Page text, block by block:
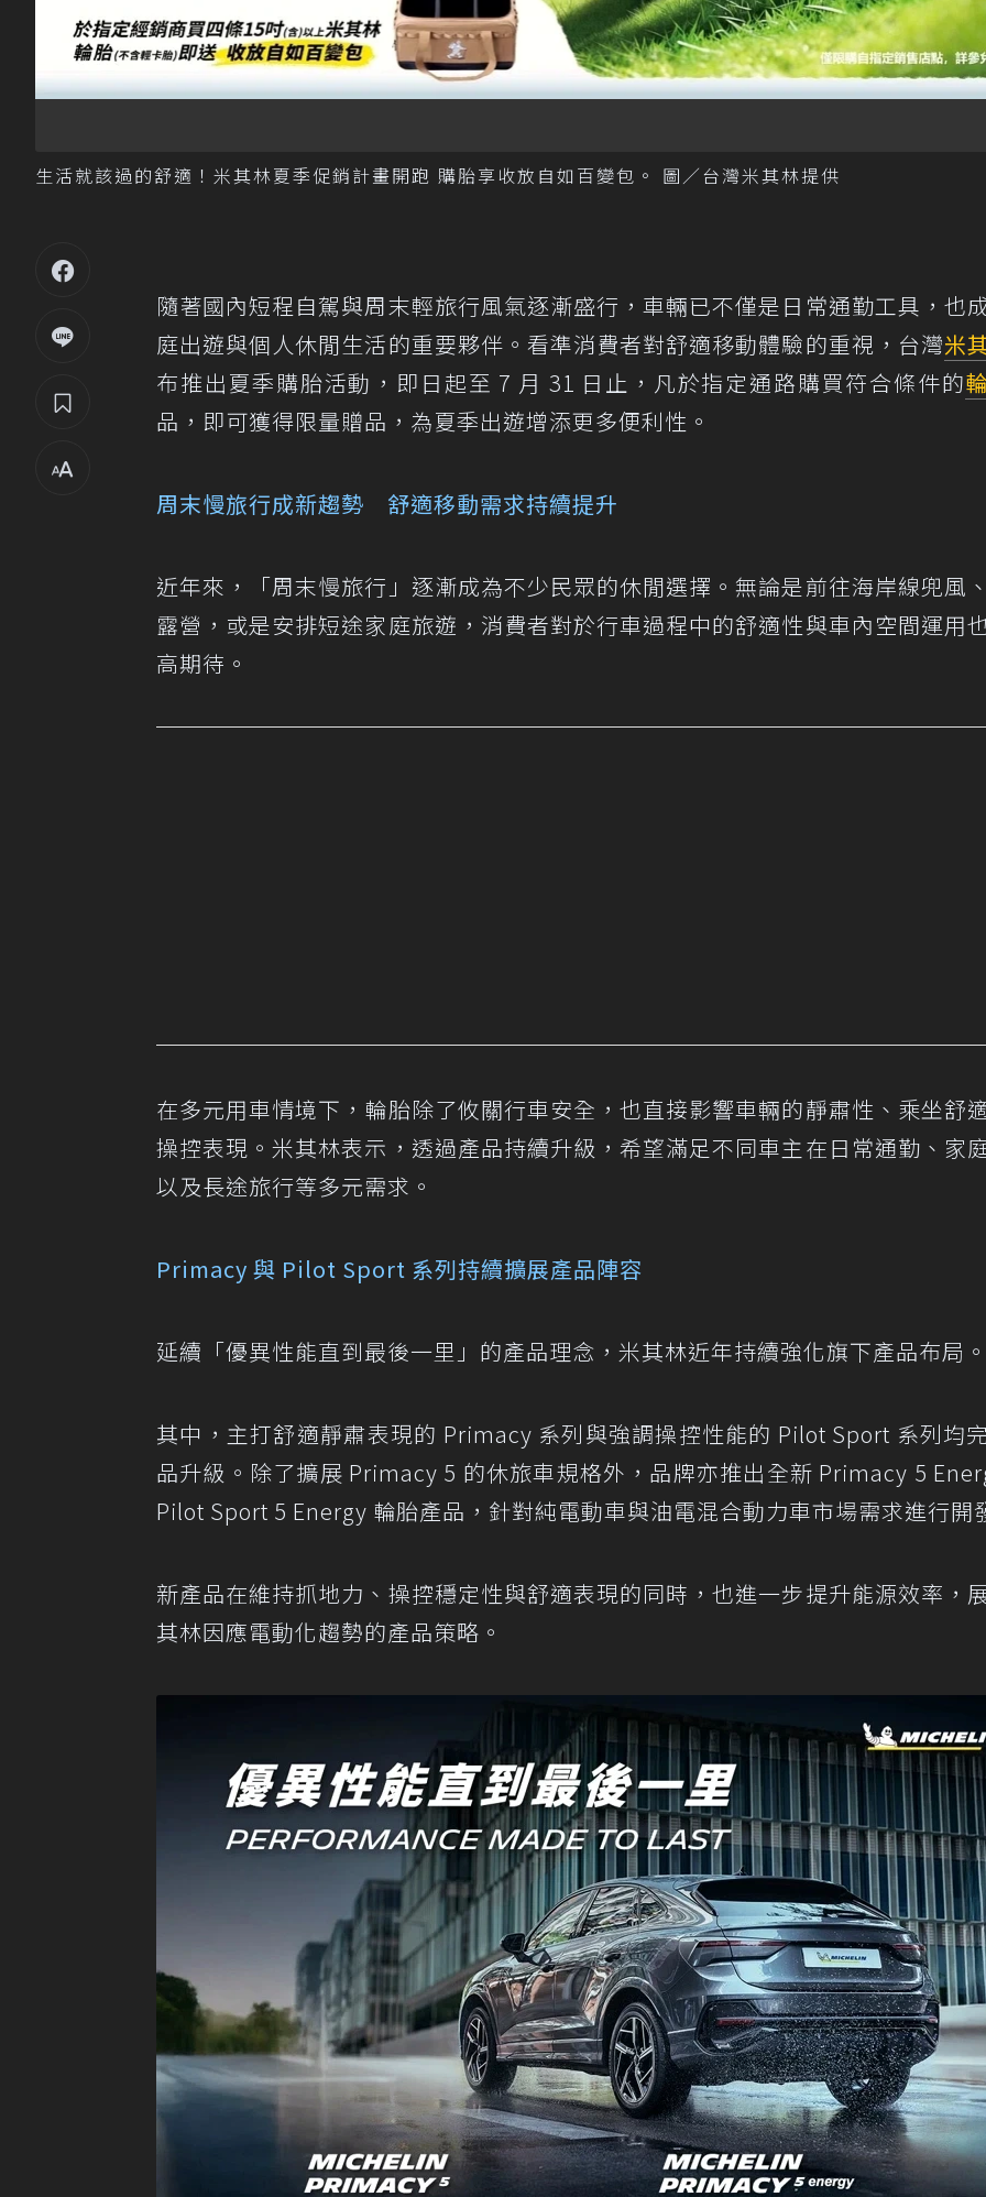
生活就該過的舒適！米其林夏季促銷計畫開跑 購胎享收放自如百變包。 圖／台灣米其林提供
隨著國內短程自駕與周末輕旅行風氣逐漸盛行，車輛已不僅是日常通勤工具，也
庭出遊與個人休閒生活的重要夥伴。看準消費者對舒適移動體驗的重視，台灣米
布推出夏季購胎活動，即日起至 7 月 31 日止，凡於指定通路購買符合條件的
品，即可獲得限量贈品，為夏季出遊增添更多便利性。
周末慢旅行成新趨勢 舒適移動需求持續提升
近年來，「周末慢旅行」逐漸成為不少民眾的休閒選擇。無論是前往海岸線兜風
露營，或是安排短途家庭旅遊，消費者對於行車過程中的舒適性與車內空間運用
高期待。
在多元用車情境下，輪胎除了攸關行車安全，也直接影響車輛的靜肅性、乘坐舒
操控表現。米其林表示，透過產品持續升級，希望滿足不同車主在日常通勤、家
以及長途旅行等多元需求。
Primacy 與 Pilot Sport 系列持續擴展產品陣容
延續「優異性能直到最後一里」的產品理念，米其林近年持續強化旗下產品布局。
其中，主打舒適靜肅表現的 Primacy 系列與強調操控性能的 Pilot Sport 系列均
品升級。除了擴展 Primacy 5 的休旅車規格外，品牌亦推出全新 Primacy 5
Pilot Sport 5 Energy 輪胎產品，針對純電動車與油電混合動力車市場需求進行開
新產品在維持抓地力、操控穩定性與舒適表現的同時，也進一步提升能源效率，
其林因應電動化趨勢的產品策略。